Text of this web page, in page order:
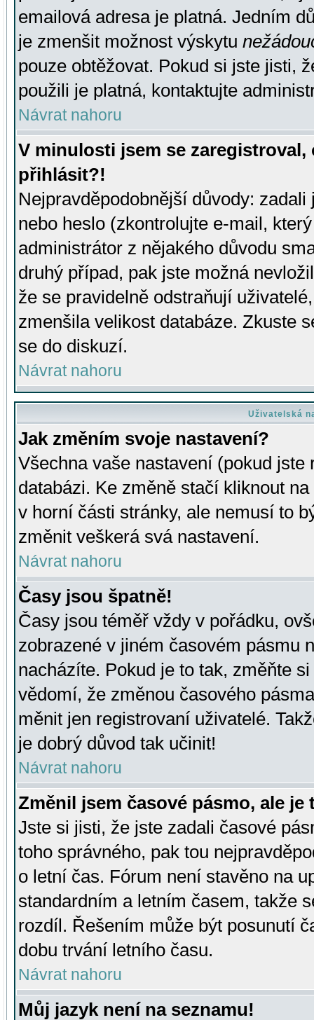
emailová adresa je platná. Jedním
je zmenšit možnost výskytu
pouze obtěžovat. Pokud si jste jisti,
použili je platná, kontaktujte
Návrat nahoru
V minulosti jsem se
přihlásit?!
Nejpravděpodobnější důvody:
nebo heslo (zkontrolujte e-mail,
administrátor z nějakého důvodu
druhý případ, pak jste možná
že se pravidelně odstraňují
zmenšila velikost databáze. Zkuste
se do diskuzí.
Návrat nahoru
Uživatelská
Jak změním svoje nastavení?
Všechna vaše nastavení (pokud
databázi. Ke změně stačí kliknout
v horní části stránky, ale nemusí to
změnit veškerá svá nastavení.
Návrat nahoru
Časy jsou špatně!
Časy jsou téměř vždy v pořádku,
zobrazené v jiném časovém pásmu
nacházíte. Pokud je to tak, změňte
vědomí, že změnou časového
měnit jen registrovaní uživatelé.
je dobrý důvod tak učinit!
Návrat nahoru
Změnil jsem časové pásmo, ale je
Jste si jisti, že jste zadali časové
toho správného, pak tou
o letní čas. Fórum není stavěno na
standardním a letním časem, takže
rozdíl. Řešením může být posunutí
dobu trvání letního času.
Návrat nahoru
Můj jazyk není na seznamu!